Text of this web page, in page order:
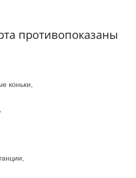
противопоказаны
коньки,